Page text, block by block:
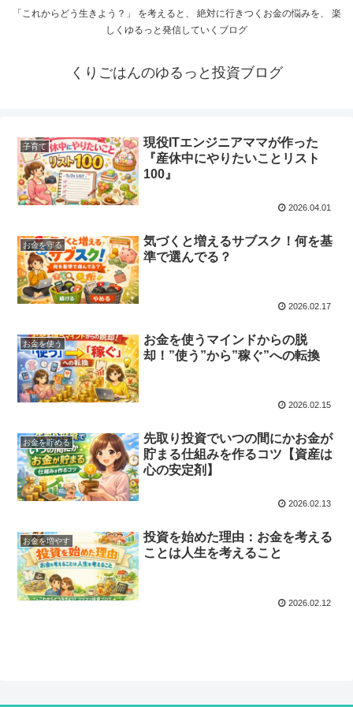
「これからどう生きよう？」 を考えると、 絶対に行きつくお金の悩みを、 楽
しくゆるっと発信していくブログ
くりごはんのゆるっと投資ブログ
子育て
現役ITエンジニアママが作った
『産休中にやりたいことリスト
100』
2026.04.01
お金を守る
気づくと増えるサブスク！何を基
準で選んでる？
2026.02.17
お金を使う
お金を使うマインドからの脱
却！”使う”から”稼ぐ”への転換
2026.02.15
お金を貯める
先取り投資でいつの間にかお金が
貯まる仕組みを作るコツ【資産は
心の安定剤】
2026.02.13
お金を増やす
投資を始めた理由：お金を考える
ことは人生を考えること
2026.02.12